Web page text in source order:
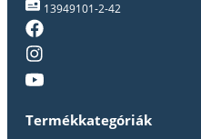
13949101-2-42
Termékkategóriák